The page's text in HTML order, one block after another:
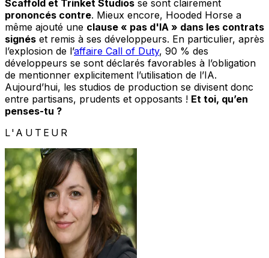
Scaffold et Trinket Studios se sont clairement
prononcés contre. Mieux encore, Hooded Horse a
même ajouté une clause « pas d'IA » dans les contrats
signés et remis à ses développeurs. En particulier, après
l’explosion de l’affaire Call of Duty, 90 % des
développeurs se sont déclarés favorables à l’obligation
de mentionner explicitement l’utilisation de l’IA.
Aujourd’hui, les studios de production se divisent donc
entre partisans, prudents et opposants ! Et toi, qu’en
penses-tu ?
L'AUTEUR